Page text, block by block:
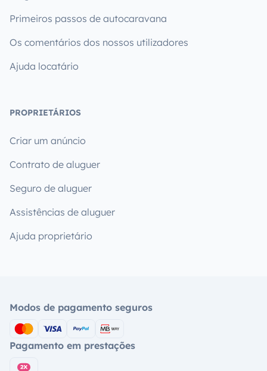
Primeiros passos de autocaravana
Os comentários dos nossos utilizadores
Ajuda locatário
PROPRIETÁRIOS
Criar um anúncio
Contrato de aluguer
Seguro de aluguer
Assistências de aluguer
Ajuda proprietário
Modos de pagamento seguros
Pagamento em prestações